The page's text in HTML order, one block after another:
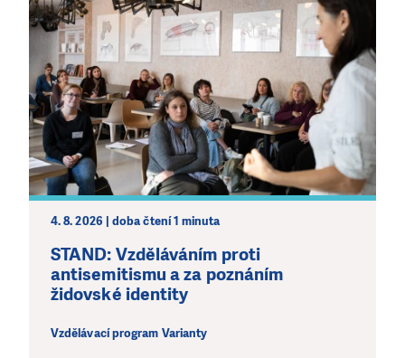
4. 8. 2026 | doba čtení 1 minuta
STAND: Vzděláváním proti
antisemitismu a za poznáním
židovské identity
Vzdělávací program Varianty
Abychom mohli pomáhat smysluplně, neobejdeme se
bez Vaší podpory. Ať už se nám rozhodnete pomoci
jedním darem nebo se stanete pravidelným dárcem
Klubu přátel, Vaše dary nám umožní pomoci vždy tam,
kde je to nejvíce potřeba.
DAROVAT DAROVAT PRAVIDELNĚ